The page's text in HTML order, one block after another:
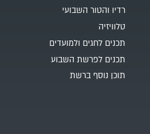
רדיו והטור השבועי
טלוויזיה
תכנים לחגים ולמועדים
תכנים לפרשת השבוע
תוכן נוסף ברשת